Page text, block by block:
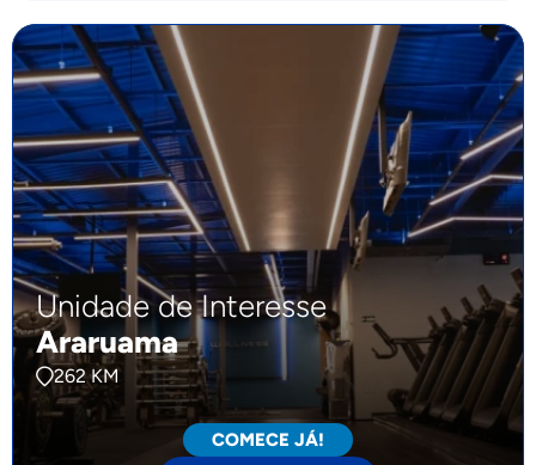
Unidade de Interesse
Araruama
262 KM
COMECE JÁ!